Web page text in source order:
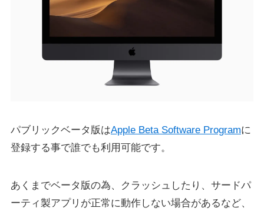
パブリックベータ版はApple Beta Software Programに
登録する事で誰でも利用可能です。
あくまでベータ版の為、クラッシュしたり、サードパ
ーティ製アプリが正常に動作しない場合があるなど、